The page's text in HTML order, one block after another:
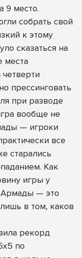
9 место.
собрать свой
к этому
сказаться на
места
прессинговать
при разводе
вообще не
— игроки
все
старались
Как
игры у
Армады — это
в том, каков
рекорд
по